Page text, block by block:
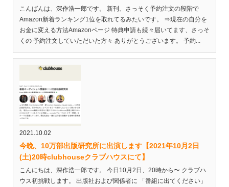
こんばんは、深作浩一郎です。 新刊、さっそく予約注文の段階で
Amazon新着ランキング1位を取れてるみたいです。 ⇒現在の自分を
お金に変える方法Amazonページ 特典申請も続々届いてます、さっそ
くの 予約注文していただいた方々 ありがとうございます。 予約...
2021.10.02
今晩、10万部出版研究所に出演します【2021年10月2日
(土)20時clubhouseクラブハウスにて】
こんにちは、深作浩一郎です。 今日10月2日、20時から〜 クラブハ
ウス初挑戦します。 出版社および関係者に 「番組に出てください」